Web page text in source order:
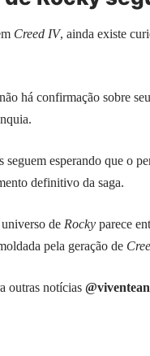
Creed IV, ainda existe
há confirmação sobre
seguem esperando que o
definitivo da saga.
de Rocky parece
pela geração de
outras notícias